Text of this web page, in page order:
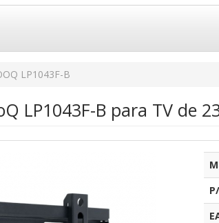
LP1043F-B
LP1043F-B para TV de